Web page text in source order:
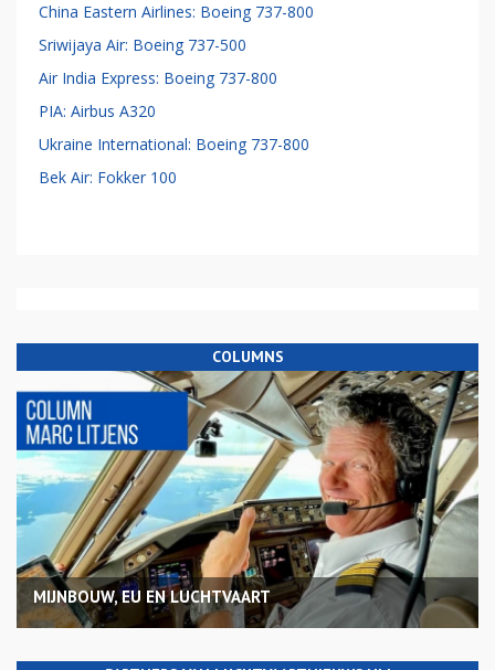
China Eastern Airlines: Boeing 737-800
Sriwijaya Air: Boeing 737-500
Air India Express: Boeing 737-800
PIA: Airbus A320
Ukraine International: Boeing 737-800
Bek Air: Fokker 100
COLUMNS
MIJNBOUW, EU EN LUCHTVAART